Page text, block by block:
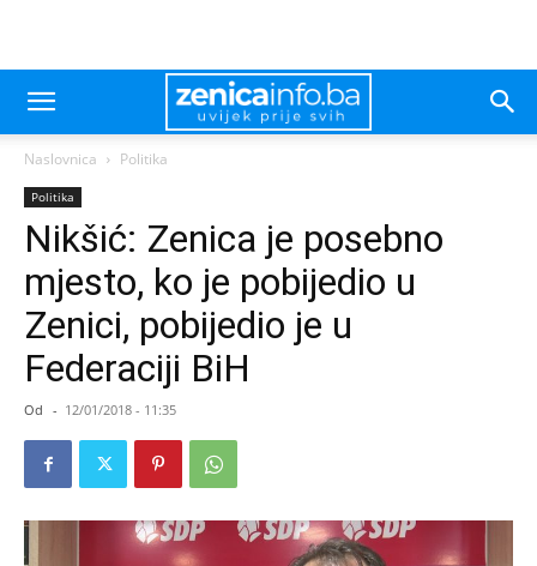
Naslovnica Politika
Politika
Nikšić: Zenica je posebno
mjesto, ko je pobijedio u
Zenici, pobijedio je u
Federaciji BiH
Od - 12/01/2018 - 11:35